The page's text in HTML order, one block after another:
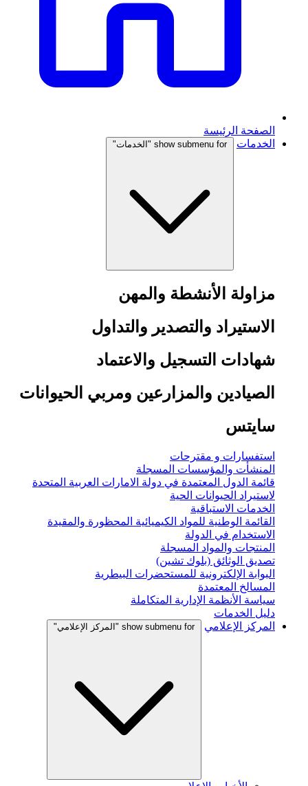
الصفحة الرئيسة
الخدمات
show submenu for "الخدمات"
مزاولة الأنشطة والمهن
الاستيراد والتصدير والتداول
شهادات التسجيل والاعتماد
الصيادين والمزارعين ومربي الحيوانات
سايتس
استفسارات و مقترحات
المنشأت والمؤسسات المسجلة
قائمة الدول المعتمدة في دولة الامارات العربية المتحدة
لاستيراد الحيوانات الحية
الخدمات الاستباقية
القائمة الوطنية للمواد الكيميائية المحظورة والمقيدة
الاستخدام في الدولة
المنتجات والمواد المسجلة
تصديق الوثائق (بلوك تشين)
البوابة الإلكترونية للمستحضرات البيطرية
المسالخ المعتمدة
سياسة الأنظمة الإدارية المتكاملة
دليل الخدمات
المركز الإعلامي
show submenu for "المركز الإعلامي"